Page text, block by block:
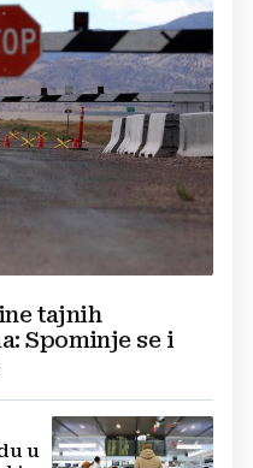
tajnih
Spominje se i
u